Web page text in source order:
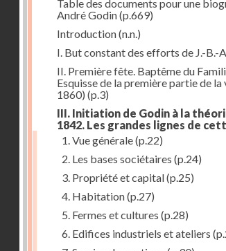
Table des documents pour une
André Godin(p.669)
Introduction(n.n.)
I. But constant des efforts de J.-B.-
II. Première fête. Baptême du
Esquisse de la première partie de
1860) (p.3)
III. Initiation de Godin à la
1842. Les grandes lignes de
1. Vue générale(p.22)
2. Les bases sociétaires (p.24)
3. Propriété et capital(p.25)
4. Habitation(p.27)
5. Fermes et cultures (p.28)
6. Edifices industriels et ateliers